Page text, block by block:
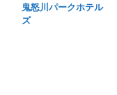
鬼怒川パークホテル
ズ